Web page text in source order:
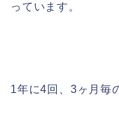
っています。
1年に4回、3ヶ月毎